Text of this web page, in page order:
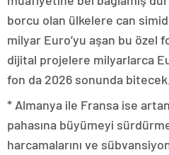
borcu olan ülkelere can
milyar Euro’yu aşan bu özel
dijital projelere milyarlarca
fon da 2026 sonunda bitecek.
* Almanya ile Fransa ise
pahasına büyümeyi
harcamalarını ve